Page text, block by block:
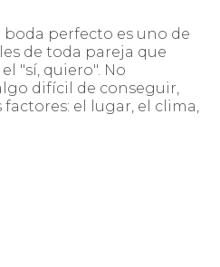
perfecto es uno de
de toda pareja que
"sí, quiero". No
difícil de conseguir,
el lugar, el clima,